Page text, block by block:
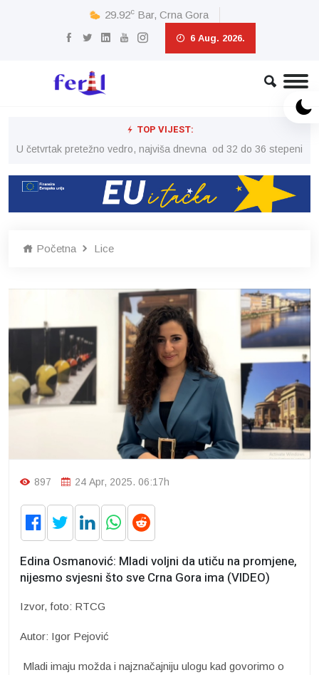
29.92c Bar, Crna Gora
6 Aug. 2026.
TOP VIJEST:
U četvrtak pretežno vedro, najviša dnevna od 32 do 36 stepeni
Početna Lice
897 24 Apr, 2025. 06:17h
Edina Osmanović: Mladi voljni da utiču na promjene,
nijesmo svjesni što sve Crna Gora ima (VIDEO)
Izvor, foto: RTCG
Autor: Igor Pejović
Mladi imaju možda i najznačajniju ulogu kad govorimo o